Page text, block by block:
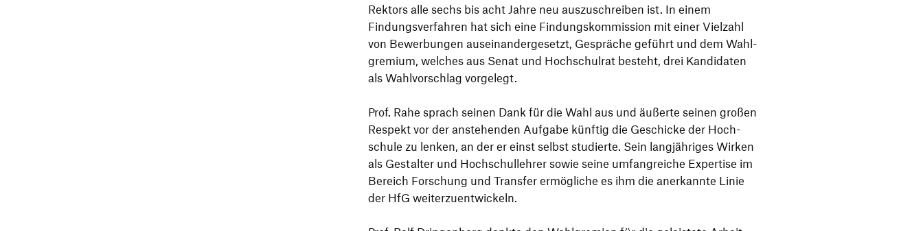
Rektors alle sechs bis acht Jahre neu auszu­schreiben ist. In einem
Findungs­ver­fahren hat sich eine Findungs­kom­mis­sion mit einer Viel­zahl
von Bewer­bungen ausein­an­der­ge­setzt, Gespräche geführt und dem Wahl­
gre­mium, welches aus Senat und Hoch­schulrat besteht, drei Kandi­daten
als Wahl­vor­schlag vorgelegt.
Prof. Rahe sprach seinen Dank für die Wahl aus und äußerte seinen großen
Respekt vor der anste­henden Aufgabe künftig die Geschicke der Hoch­
schule zu lenken, an der er einst selbst studierte. Sein lang­jäh­riges Wirken
als Gestalter und Hoch­schul­lehrer sowie seine umfang­reiche Exper­tise im
Bereich Forschung und Transfer ermög­liche es ihm die aner­kannte Linie
der HfG weiterzuentwickeln.